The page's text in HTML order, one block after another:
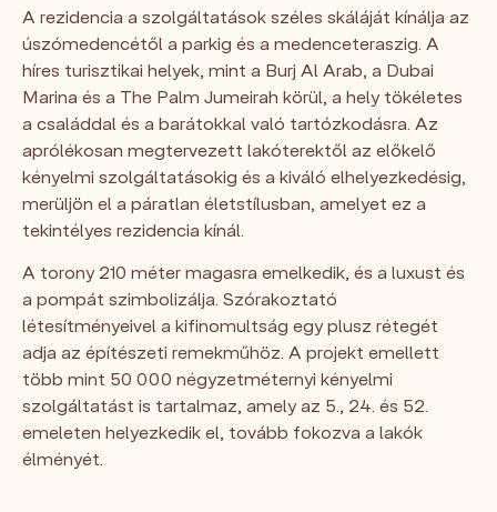
A rezidencia a szolgáltatások széles skáláját kínálja az
úszómedencétől a parkig és a medenceteraszig. A
híres turisztikai helyek, mint a Burj Al Arab, a Dubai
Marina és a The Palm Jumeirah körül, a hely tökéletes
a családdal és a barátokkal való tartózkodásra. Az
aprólékosan megtervezett lakóterektől az előkelő
kényelmi szolgáltatásokig és a kiváló elhelyezkedésig,
merüljön el a páratlan életstílusban, amelyet ez a
tekintélyes rezidencia kínál.
A torony 210 méter magasra emelkedik, és a luxust és
a pompát szimbolizálja. Szórakoztató
létesítményeivel a kifinomultság egy plusz rétegét
adja az építészeti remekműhöz. A projekt emellett
több mint 50 000 négyzetméternyi kényelmi
szolgáltatást is tartalmaz, amely az 5., 24. és 52.
emeleten helyezkedik el, tovább fokozva a lakók
élményét.